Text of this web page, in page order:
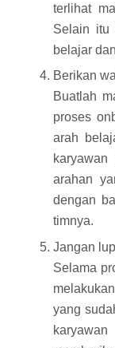
terlihat
Selain itu
belajar
Berikan
Buatlah
proses
arah
arahan
dengan
timnya.
Jangan
Selama
yang